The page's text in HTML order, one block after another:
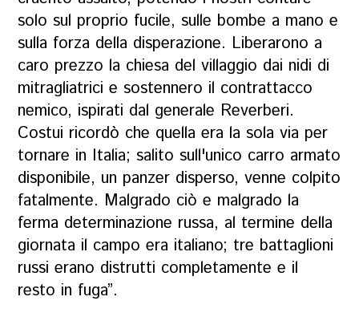
solo sul proprio fucile, sulle bombe a mano e
sulla forza della disperazione. Liberarono a
caro prezzo la chiesa del villaggio dai nidi di
mitragliatrici e sostennero il contrattacco
nemico, ispirati dal generale Reverberi.
Costui ricordò che quella era la sola via per
tornare in Italia; salito sull'unico carro armato
disponibile, un panzer disperso, venne colpito
fatalmente. Malgrado ciò e malgrado la
ferma determinazione russa, al termine della
giornata il campo era italiano; tre battaglioni
russi erano distrutti completamente e il
resto in fuga”.